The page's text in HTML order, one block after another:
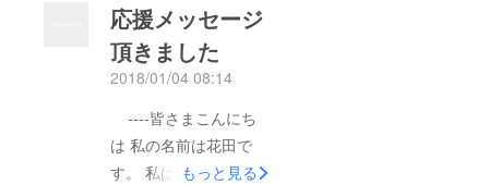
応援メッセージ
頂きました
2018/01/04 08:14
----皆さまこんにち
は 私の名前は花田で
す。 私は、聴覚障害
もっと見る